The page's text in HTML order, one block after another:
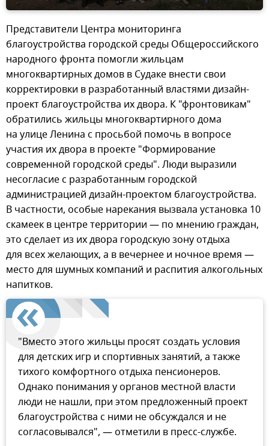
Представители Центра мониторинга
благоустройства городской среды Общероссийского
народного фронта помогли жильцам
многоквартирных домов в Судаке внести свои
корректировки в разработанный властями дизайн-
проект благоустройства их двора. К "фронтовикам"
обратились жильцы многоквартирного дома
на улице Ленина с просьбой помочь в вопросе
участия их двора в проекте "Формирование
современной городской среды". Люди выразили
несогласие с разработанным городской
администрацией дизайн-проектом благоустройства.
В частности, особые нарекания вызвала установка 10
скамеек в центре территории — по мнению граждан,
это сделает из их двора городскую зону отдыха
для всех желающих, а в вечернее и ночное время —
место для шумных компаний и распития алкогольных
напитков.
"Вместо этого жильцы просят создать условия
для детских игр и спортивных занятий, а также
тихого комфортного отдыха пенсионеров.
Однако понимания у органов местной власти
люди не нашли, при этом предложенный проект
благоустройства с ними не обсуждался и не
согласовывался", — отметили в пресс-службе.